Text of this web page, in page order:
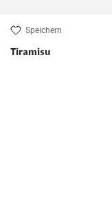
Speichern
Tiramisu